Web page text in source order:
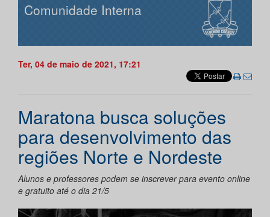
Comunidade Interna
Ter, 04 de maio de 2021, 17:21
Maratona busca soluções
para desenvolvimento das
regiões Norte e Nordeste
Alunos e professores podem se inscrever para evento online
e gratuito até o dia 21/5